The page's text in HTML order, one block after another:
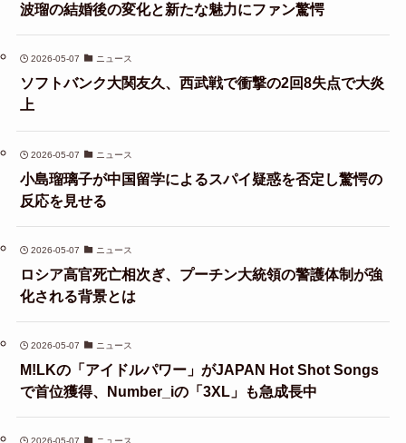
波瑠の結婚後の変化と新たな魅力にファン驚愕
2026-05-07 ニュース
ソフトバンク大関友久、西武戦で衝撃の2回8失点で大炎
上
2026-05-07 ニュース
小島瑠璃子が中国留学によるスパイ疑惑を否定し驚愕の
反応を見せる
2026-05-07 ニュース
ロシア高官死亡相次ぎ、プーチン大統領の警護体制が強
化される背景とは
2026-05-07 ニュース
M!LKの「アイドルパワー」がJAPAN Hot Shot Songs
で首位獲得、Number_iの「3XL」も急成長中